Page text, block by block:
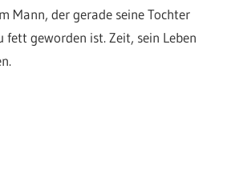
Mann, der gerade seine Tochter
geworden ist. Zeit, sein Leben